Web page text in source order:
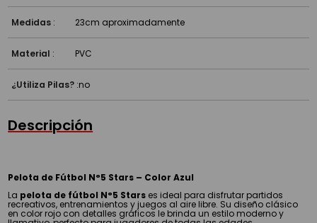
Medidas : 23cm aproximadamente
Material : PVC
¿Utiliza Pilas? :no
Descripción
Pelota de Fútbol N°5 Stars – Color Azul
La pelota de fútbol N°5 Stars es ideal para disfrutar partidos
recreativos, entrenamientos y juegos al aire libre. Su diseño clásico
en color rojo con detalles gráficos le brinda un estilo moderno y